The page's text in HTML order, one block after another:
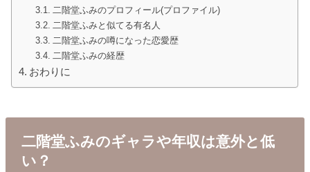
二階堂ふみのプロフィール(プロファイル)
二階堂ふみと似てる有名人
二階堂ふみの噂になった恋愛歴
二階堂ふみの経歴
おわりに
二階堂ふみのギャラや年収は意外と低
い？